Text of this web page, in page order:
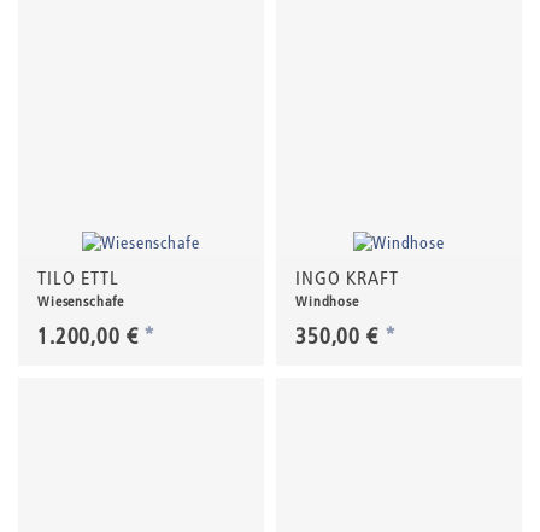
TILO ETTL
Wiesenschafe
1.200,00 € *
INGO KRAFT
Windhose
350,00 € *